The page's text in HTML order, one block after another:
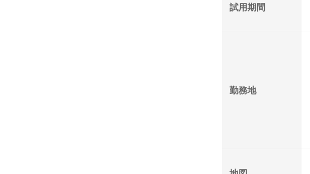
試用期間
勤務地